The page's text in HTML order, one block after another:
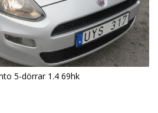
5-dörrar 1.4 69hk